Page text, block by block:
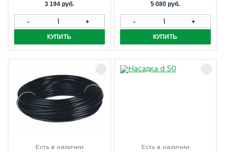
3 194 руб. 5 080 руб.
Есть в наличии Есть в наличии